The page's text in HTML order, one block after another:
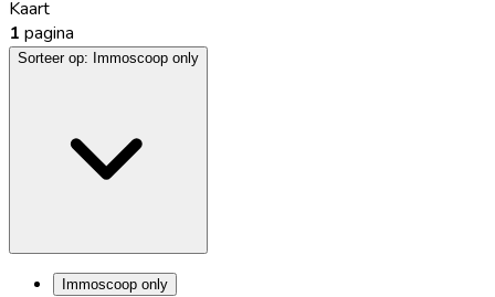
Kaart
1 pagina
Sorteer op: Immoscoop only
Immoscoop only